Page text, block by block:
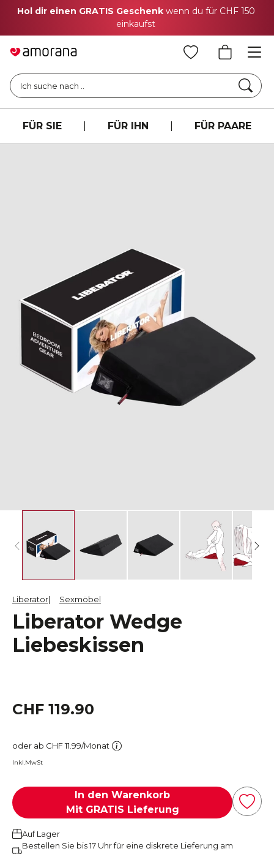
Hol dir einen GRATIS Geschenk wenn du für CHF 150
einkaufst
Ich suche nach ..
FÜR SIE FÜR IHN FÜR PAARE
Liberator Sexmöbel
Liberator Wedge
Liebeskissen
CHF 119.90
oder ab CHF 11.99/Monat
Inkl.MwSt
In den Warenkorb
Mit GRATIS Lieferung
Auf Lager
Bestellen Sie bis 17 Uhr für eine diskrete Lieferung am